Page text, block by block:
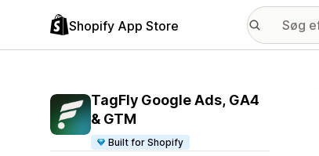
Shopify App Store
TagFly Google Ads, GA4
& GTM
Built for Shopify